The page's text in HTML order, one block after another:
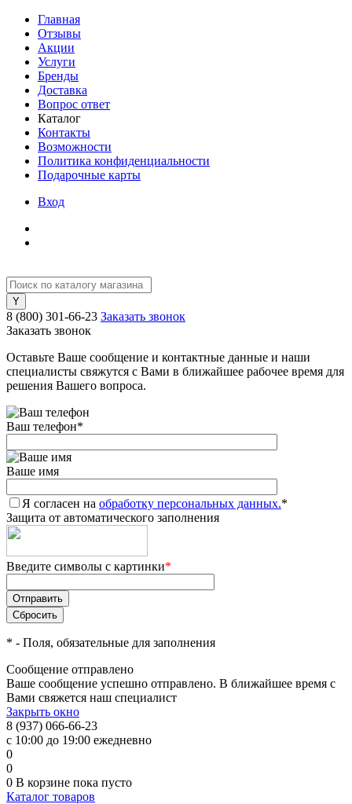
Главная
Отзывы
Акции
Услуги
Бренды
Доставка
Вопрос ответ
Каталог
Контакты
Возможности
Политика конфиденциальности
Подарочные карты
Вход
8 (800) 301-66-23 Заказать звонок
Заказать звонок
Оставьте Ваше сообщение и контактные данные и наши
специалисты свяжутся с Вами в ближайшее рабочее время для
решения Вашего вопроса.
Ваш телефон*
Ваше имя
Я согласен на обработку персональных данных.*
Защита от автоматического заполнения
Введите символы с картинки*
* - Поля, обязательные для заполнения
Сообщение отправлено
Ваше сообщение успешно отправлено. В ближайшее время с
Вами свяжется наш специалист
Закрыть окно
8 (937) 066-66-23
с 10:00 до 19:00 ежедневно
0
0
0 В корзине пока пусто
Каталог товаров